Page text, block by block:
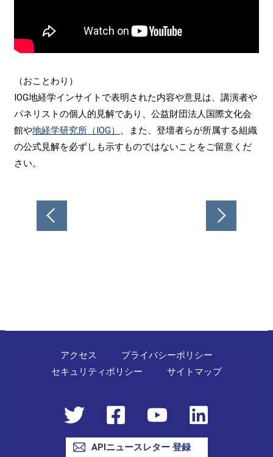
（おことわり）
IOG地経学インサイトで表明された内容や意見は、講演者や
パネリストの個人的見解であり、公益財団法人国際文化会
館や地経学研究所（IOG）
、また、登壇者らが所属する組織
の公式見解を必ずしも示すものではないことをご留意くだ
さい。
アクセス
プライバシーポリシー
セキュリティポリシー
サイトマップ
APIニュースレター 登録